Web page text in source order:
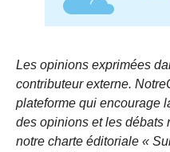
Les opinions exprimées
contributeur externe.
plateforme qui encourage
des opinions et les débats
notre charte éditoriale «